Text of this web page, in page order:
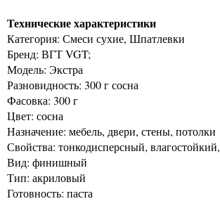
Технические характеристики
Категория: Смеси сухие, Шпатлевки
Бренд: ВГТ VGT;
Модель: Экстра
Разновидность: 300 г сосна
Фасовка: 300 г
Цвет: сосна
Назначение: мебель, двери, стены, потолки
Свойства: тонкодисперсный, влагостойкий,
Вид: финишный
Тип: акриловый
Готовность: паста